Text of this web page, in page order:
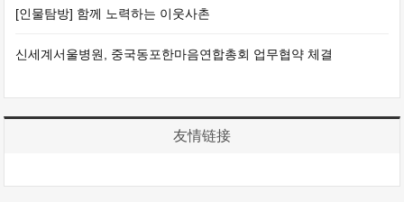
[인물탐방] 함께 노력하는 이웃사촌
신세계서울병원, 중국동포한마음연합총회 업무협약 체결
友情链接